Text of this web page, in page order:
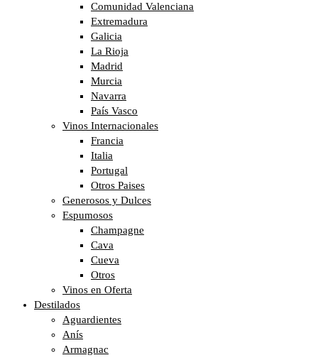
Comunidad Valenciana
Extremadura
Galicia
La Rioja
Madrid
Murcia
Navarra
País Vasco
Vinos Internacionales
Francia
Italia
Portugal
Otros Paises
Generosos y Dulces
Espumosos
Champagne
Cava
Cueva
Otros
Vinos en Oferta
Destilados
Aguardientes
Anís
Armagnac